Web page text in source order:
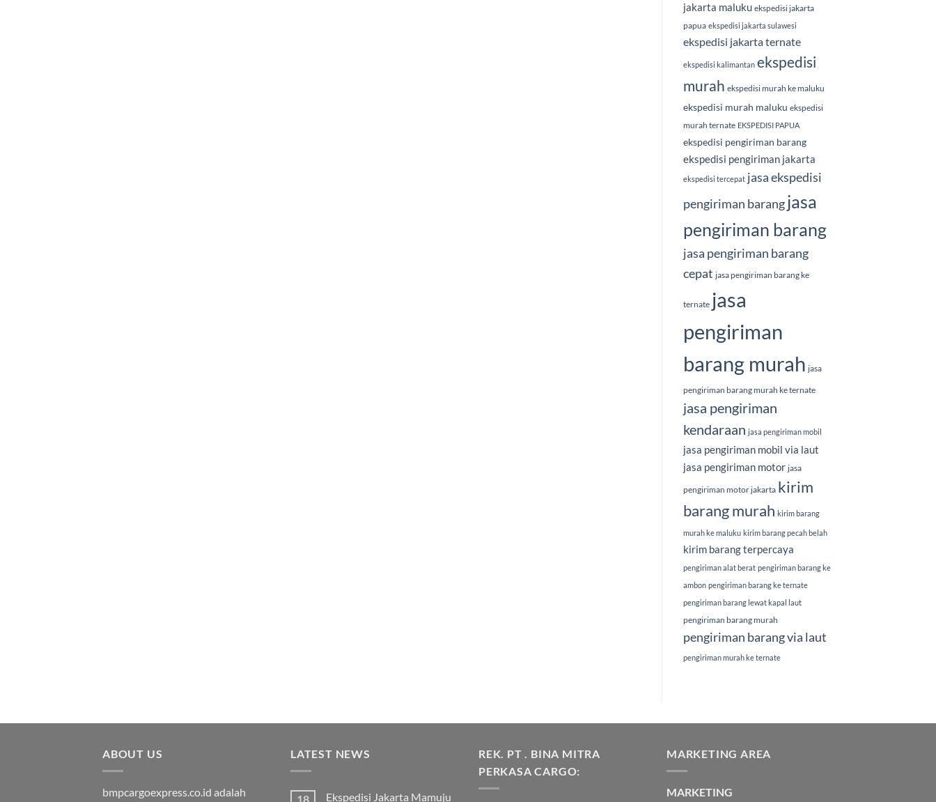
jakarta maluku ekspedisi jakarta
papua ekspedisi jakarta sulawesi
ekspedisi jakarta ternate
ekspedisi kalimantan ekspedisi
murah ekspedisi murah ke maluku
ekspedisi murah maluku ekspedisi
murah ternate EKSPEDISI PAPUA
ekspedisi pengiriman barang
ekspedisi pengiriman jakarta
ekspedisi tercepat jasa ekspedisi
pengiriman barang jasa
pengiriman barang
jasa pengiriman barang
cepat jasa pengiriman barang ke
ternate jasa
pengiriman
barang murah jasa
pengiriman barang murah ke ternate
jasa pengiriman
kendaraan jasa pengiriman mobil
jasa pengiriman mobil via laut
jasa pengiriman motor jasa
pengiriman motor jakarta kirim
barang murah kirim barang
murah ke maluku kirim barang pecah belah
kirim barang terpercaya
pengiriman alat berat pengiriman barang ke
ambon pengiriman barang ke ternate
pengiriman barang lewat kapal laut
pengiriman barang murah
pengiriman barang via laut
pengiriman murah ke ternate
ABOUT US
bmpcargoexpress.co.id adalah
LATEST NEWS
18 Ekspedisi Jakarta Mamuju
REK. PT . BINA MITRA
PERKASA CARGO:
MARKETING AREA
MARKETING